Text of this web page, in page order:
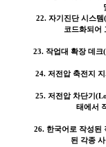
22. 자기진단 시스
코드화되어
23. 작업대 확장 데
24. 저전압 축전지
25. 저전압 차단기
태에서
26. 한국어로 작성된
된 각종